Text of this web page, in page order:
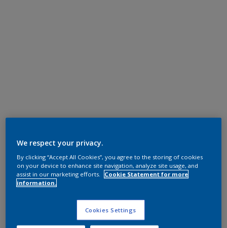
We respect your privacy.
By clicking “Accept All Cookies”, you agree to the storing of cookies
on your device to enhance site navigation, analyze site usage, and
assist in our marketing efforts.
Cookie Statement for more
information.
Cookies Settings